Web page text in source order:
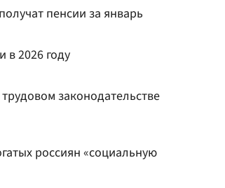
пенсии за январь
в 2026 году
законодательстве
россиян «социальную